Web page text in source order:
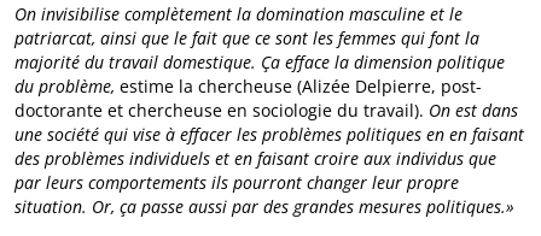
On invisibilise complètement la domination masculine et le
patriarcat, ainsi que le fait que ce sont les femmes qui font la
majorité du travail domestique. Ça efface la dimension politique
du problème, estime la chercheuse (Alizée Delpierre, post-
doctorante et chercheuse en sociologie du travail). On est dans
une société qui vise à effacer les problèmes politiques en en faisant
des problèmes individuels et en faisant croire aux individus que
par leurs comportements ils pourront changer leur propre
situation. Or, ça passe aussi par des grandes mesures politiques.»